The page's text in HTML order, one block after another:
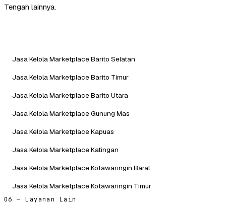
Tengah lainnya.
Jasa Kelola Marketplace Barito Selatan
Jasa Kelola Marketplace Barito Timur
Jasa Kelola Marketplace Barito Utara
Jasa Kelola Marketplace Gunung Mas
Jasa Kelola Marketplace Kapuas
Jasa Kelola Marketplace Katingan
Jasa Kelola Marketplace Kotawaringin Barat
Jasa Kelola Marketplace Kotawaringin Timur
06 — Layanan Lain